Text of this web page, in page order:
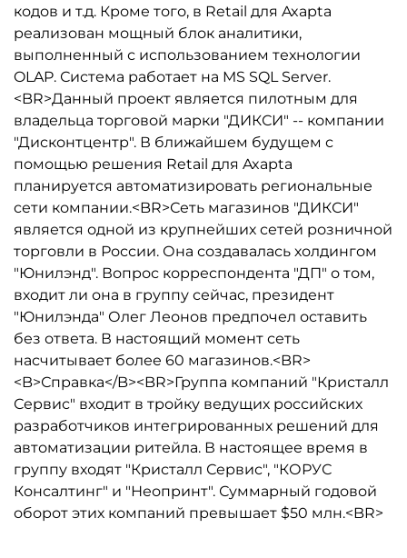
кодов и т.д. Кроме того, в Retail для Axapta
реализован мощный блок аналитики,
выполненный с использованием технологии
OLAP. Система работает на MS SQL Server.
<BR>Данный проект является пилотным для
владельца торговой марки "ДИКСИ" -- компании
"Дисконтцентр". В ближайшем будущем с
помощью решения Retail для Axapta
планируется автоматизировать региональные
сети компании.<BR>Сеть магазинов "ДИКСИ"
является одной из крупнейших сетей розничной
торговли в России. Она создавалась холдингом
"Юнилэнд". Вопрос корреспондента "ДП" о том,
входит ли она в группу сейчас, президент
"Юнилэнда" Олег Леонов предпочел оставить
без ответа. В настоящий момент сеть
насчитывает более 60 магазинов.<BR>
<B>Справка</B><BR>Группа компаний "Кристалл
Сервис" входит в тройку ведущих российских
разработчиков интегрированных решений для
автоматизации ритейла. В настоящее время в
группу входят "Кристалл Сервис", "КОРУС
Консалтинг" и "Неопринт". Суммарный годовой
оборот этих компаний превышает $50 млн.<BR>